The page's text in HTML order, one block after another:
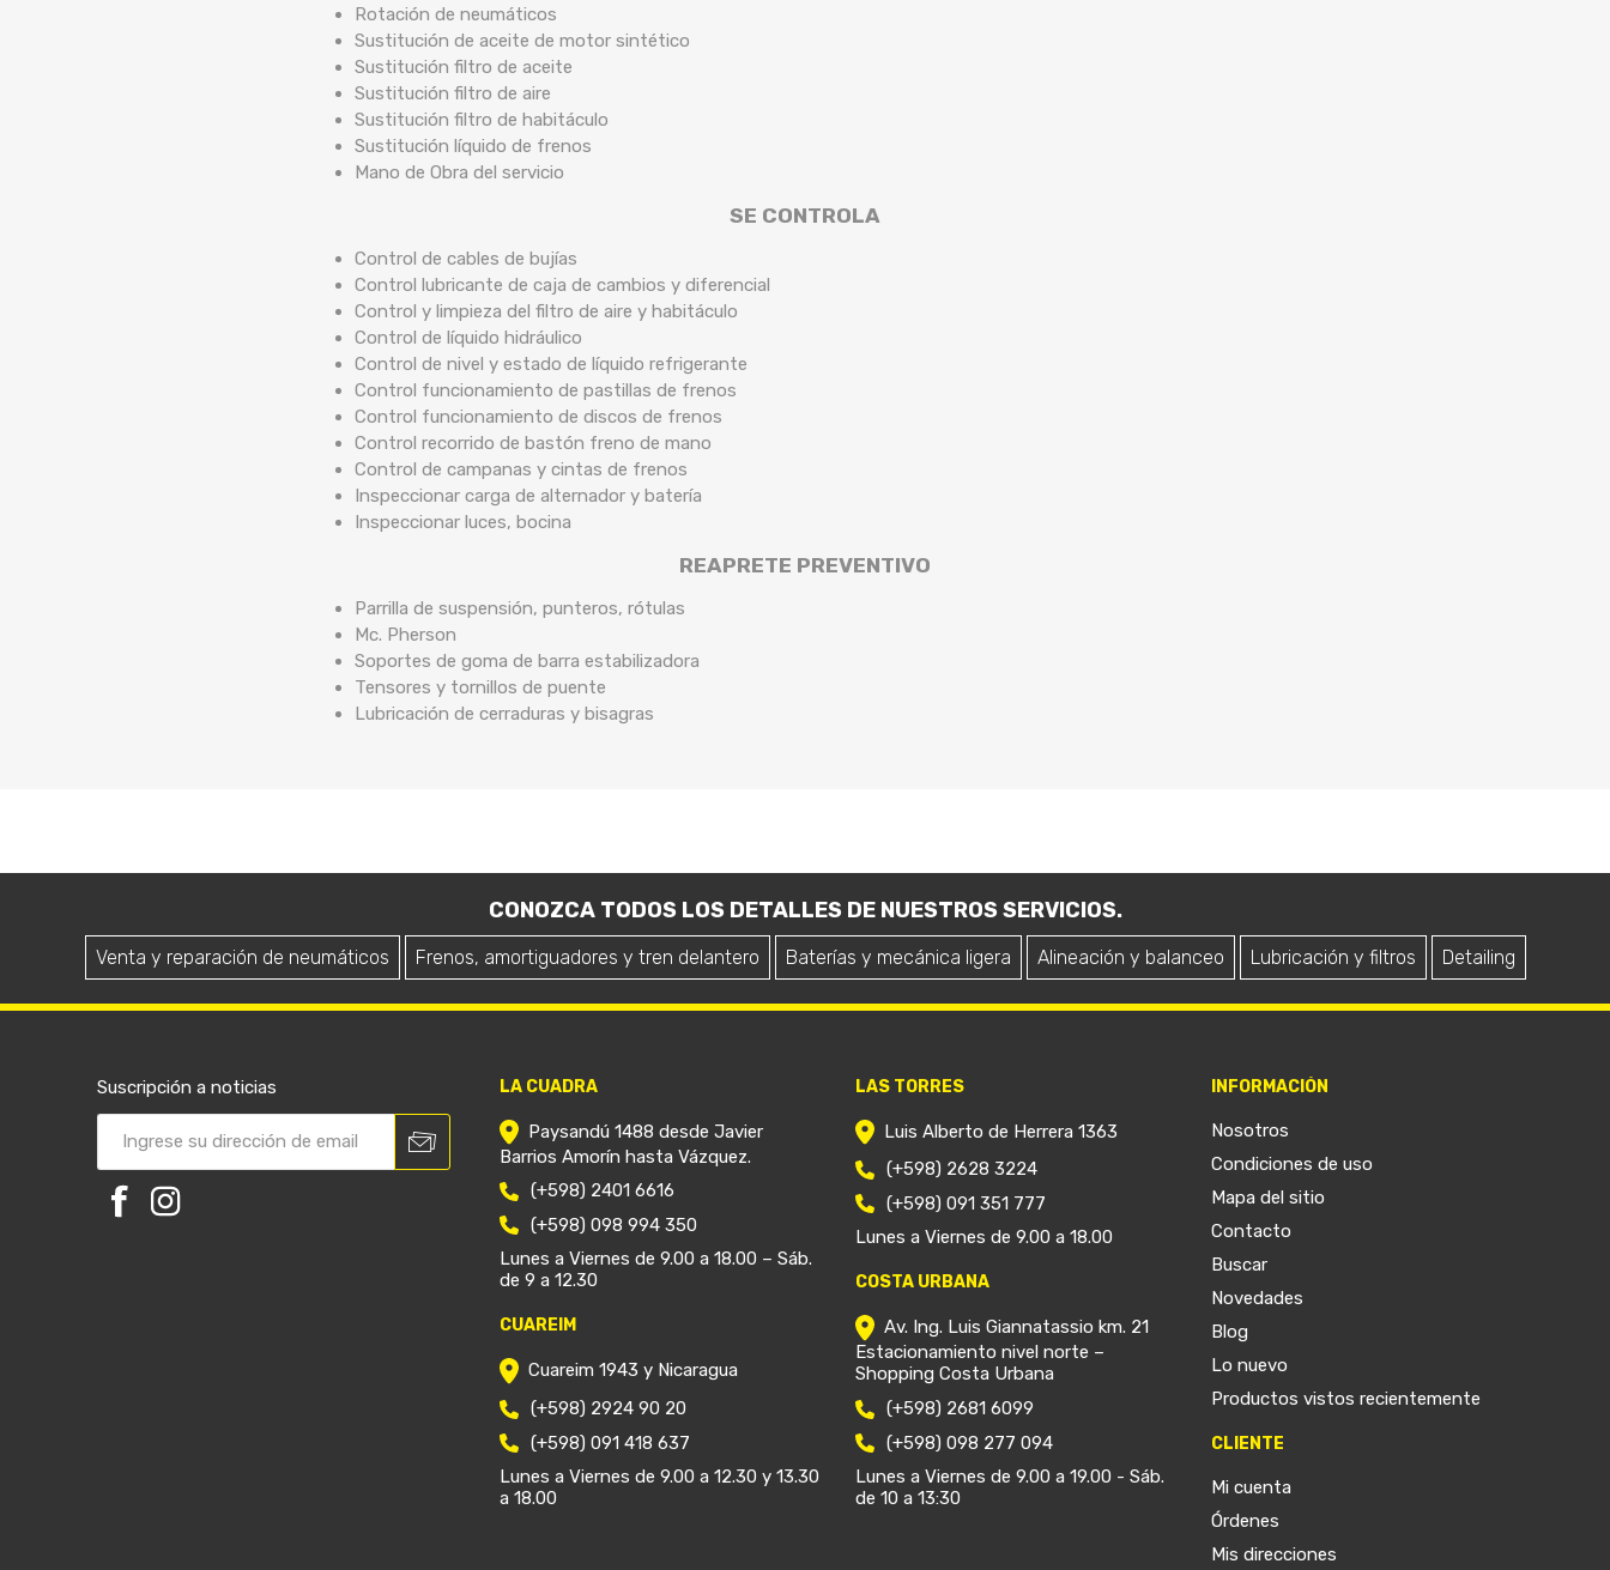
Rotación de neumáticos
Sustitución de aceite de motor sintético
Sustitución filtro de aceite
Sustitución filtro de aire
Sustitución filtro de habitáculo
Sustitución líquido de frenos
Mano de Obra del servicio
SE CONTROLA
Control de cables de bujías
Control lubricante de caja de cambios y diferencial
Control y limpieza del filtro de aire y habitáculo
Control de líquido hidráulico
Control de nivel y estado de líquido refrigerante
Control funcionamiento de pastillas de frenos
Control funcionamiento de discos de frenos
Control recorrido de bastón freno de mano
Control de campanas y cintas de frenos
Inspeccionar carga de alternador y batería
Inspeccionar luces, bocina
REAPRETE PREVENTIVO
Parrilla de suspensión, punteros, rótulas
Mc. Pherson
Soportes de goma de barra estabilizadora
Tensores y tornillos de puente
Lubricación de cerraduras y bisagras
CONOZCA TODOS LOS DETALLES DE NUESTROS SERVICIOS.
Venta y reparación de neumáticos Frenos, amortiguadores y tren delantero Baterías y mecánica ligera Alineación y balanceo Lubricación y filtros Detailing
Suscripción a noticias LA CUADRA
Paysandú 1488 desde Javier
Barrios Amorín hasta Vázquez.
(+598) 2401 6616
(+598) 098 994 350
Lunes a Viernes de 9.00 a 18.00 – Sáb.
de 9 a 12.30
CUAREIM
Cuareim 1943 y Nicaragua
(+598) 2924 90 20
(+598) 091 418 637
Lunes a Viernes de 9.00 a 12.30 y 13.30
a 18.00
LAS TORRES
Luis Alberto de Herrera 1363
(+598) 2628 3224
(+598) 091 351 777
Lunes a Viernes de 9.00 a 18.00
COSTA URBANA
Av. Ing. Luis Giannatassio km. 21
Estacionamiento nivel norte –
Shopping Costa Urbana
(+598) 2681 6099
(+598) 098 277 094
Lunes a Viernes de 9.00 a 19.00 - Sáb.
de 10 a 13:30
INFORMACIÓN
Nosotros
Condiciones de uso
Mapa del sitio
Contacto
Buscar
Novedades
Blog
Lo nuevo
Productos vistos recientemente
CLIENTE
Mi cuenta
Órdenes
Mis direcciones